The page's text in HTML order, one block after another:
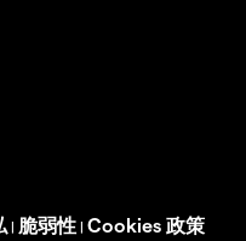
| 脆弱性 | Cookies 政策